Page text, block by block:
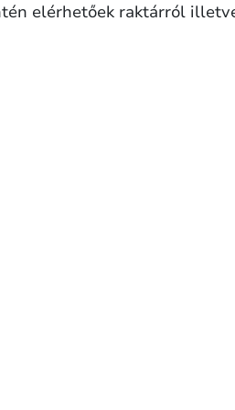
elérhetőek raktárról